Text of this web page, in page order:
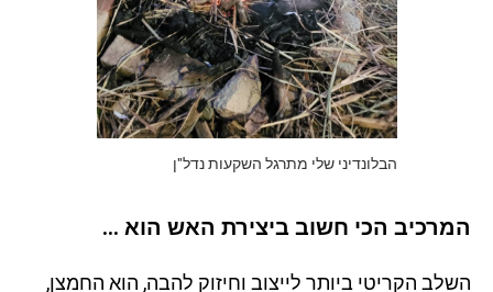
הבלונדיני שלי מתרגל השקעות נדל"ן
המרכיב הכי חשוב ביצירת האש הוא …
השלב הקריטי ביותר לייצוב וחיזוק להבה, הוא החמצן,